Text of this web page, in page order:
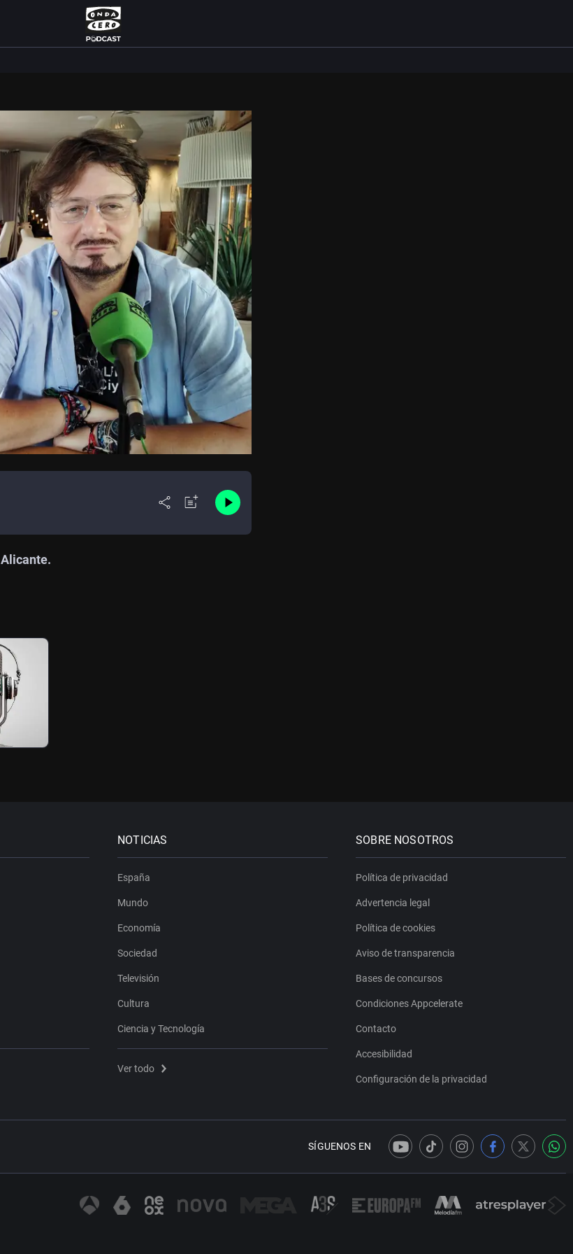
NOTICIAS
España
Mundo
Economía
Sociedad
Televisión
Cultura
Ciencia y Tecnología
Ver todo
SOBRE NOSOTROS
Política de privacidad
Advertencia legal
Política de cookies
Aviso de transparencia
Bases de concursos
Condiciones Appcelerate
Contacto
Accesibilidad
Configuración de la privacidad
SÍGUENOS EN